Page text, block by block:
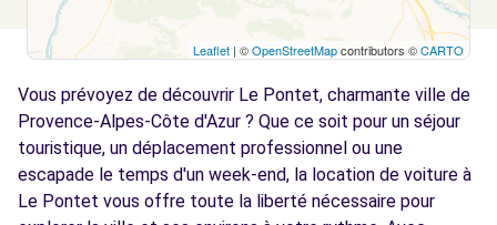
Free2Move Rent - ATC VAUCLUSE -
5.4
km
CHEMIN DU MOURRE DE LUC
ENTRAIGUES-SUR-LA-SORGUE, 84320
Voir l'agence
Leaflet | ©OpenStreetMapcontributors ©CARTO
Vous prévoyez de découvrir Le Pontet, charmante ville de
Provence-Alpes-Côte d'Azur ? Que ce soit pour un séjour
touristique, un déplacement professionnel ou une
escapade le temps d'un week-end, la location de voiture à
Le Pontet vous offre toute la liberté nécessaire pour